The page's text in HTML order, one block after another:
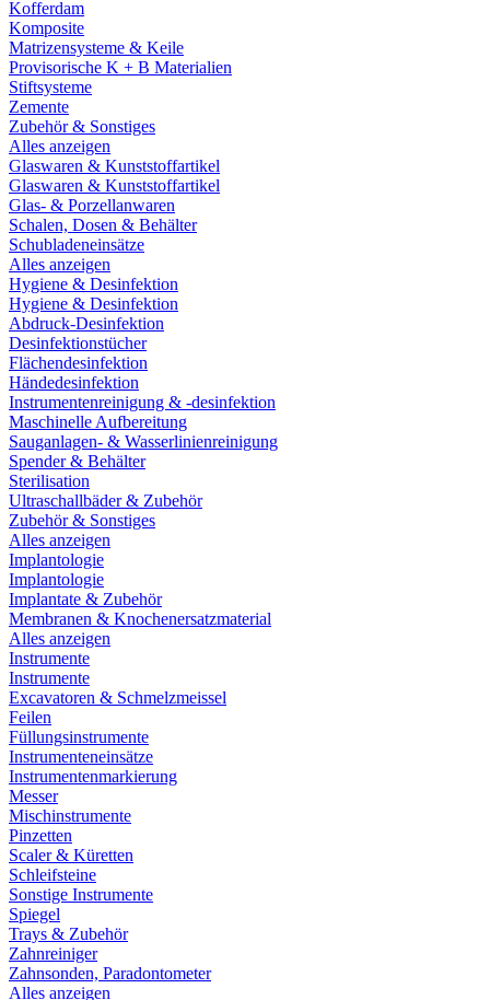
Kofferdam
Komposite
Matrizensysteme & Keile
Provisorische K + B Materialien
Stiftsysteme
Zemente
Zubehör & Sonstiges
Alles anzeigen
Glaswaren & Kunststoffartikel
Glaswaren & Kunststoffartikel
Glas- & Porzellanwaren
Schalen, Dosen & Behälter
Schubladeneinsätze
Alles anzeigen
Hygiene & Desinfektion
Hygiene & Desinfektion
Abdruck-Desinfektion
Desinfektionstücher
Flächendesinfektion
Händedesinfektion
Instrumentenreinigung & -desinfektion
Maschinelle Aufbereitung
Sauganlagen- & Wasserlinienreinigung
Spender & Behälter
Sterilisation
Ultraschallbäder & Zubehör
Zubehör & Sonstiges
Alles anzeigen
Implantologie
Implantologie
Implantate & Zubehör
Membranen & Knochenersatzmaterial
Alles anzeigen
Instrumente
Instrumente
Excavatoren & Schmelzmeissel
Feilen
Füllungsinstrumente
Instrumenteneinsätze
Instrumentenmarkierung
Messer
Mischinstrumente
Pinzetten
Scaler & Küretten
Schleifsteine
Sonstige Instrumente
Spiegel
Trays & Zubehör
Zahnreiniger
Zahnsonden, Paradontometer
Alles anzeigen